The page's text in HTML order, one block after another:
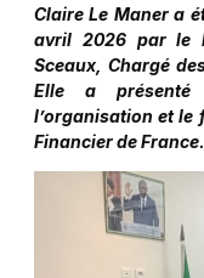
Claire Le Maner a
avril 2026 par le
Sceaux, Chargé
Elle a présenté
l’organisation et le
Financier de France.